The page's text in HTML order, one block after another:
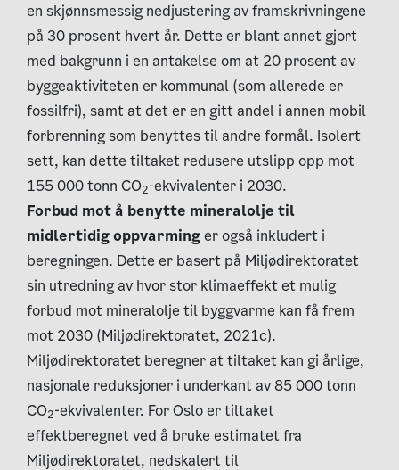
en skjønnsmessig nedjustering av framskrivningene
på 30 prosent hvert år. Dette er blant annet gjort
med bakgrunn i en antakelse om at 20 prosent av
byggeaktiviteten er kommunal (som allerede er
fossilfri), samt at det er en gitt andel i annen mobil
forbrenning som benyttes til andre formål. Isolert
sett, kan dette tiltaket redusere utslipp opp mot
155 000 tonn CO2-ekvivalenter i 2030.
Forbud mot å benytte mineralolje til
midlertidig oppvarminger også inkludert i
beregningen. Dette er basert på Miljødirektoratet
sin utredning av hvor stor klimaeffekt et mulig
forbud mot mineralolje til byggvarme kan få frem
mot 2030 (Miljødirektoratet, 2021c).
Miljødirektoratet beregner at tiltaket kan gi årlige,
nasjonale reduksjoner i underkant av 85 000 tonn
CO2-ekvivalenter. For Oslo er tiltaket
effektberegnet ved å bruke estimatet fra
Miljødirektoratet, nedskalert til